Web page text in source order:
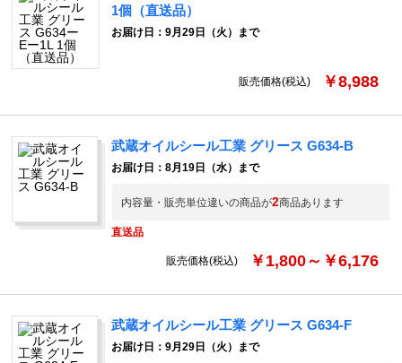
1個（直送品）
お届け日：9月29日（火）まで
販売価格(税込) ￥8,988
武蔵オイルシール工業 グリース G634-B
お届け日：8月19日（水）まで
内容量・販売単位違いの商品が2商品あります
直送品
販売価格(税込) ￥1,800～￥6,176
武蔵オイルシール工業 グリース G634-F
お届け日：9月29日（火）まで